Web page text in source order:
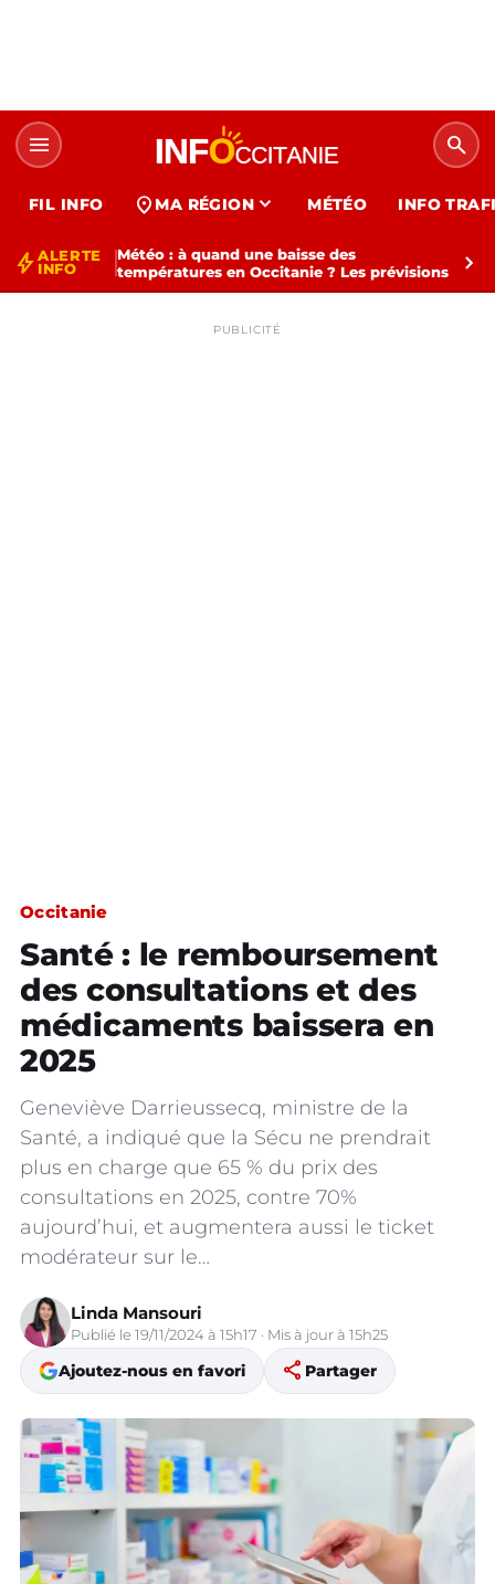
menu search
FIL INFO location_on MA RÉGION expand_more MÉTÉO INFO
bolt ALERTE
INFO
Météo : à quand une baisse des
températures en Occitanie ? Les prévisions
chevron_right
PUBLICITÉ
Occitanie
Santé : le remboursement
des consultations et des
médicaments baissera en
2025
Geneviève Darrieussecq, ministre de la
Santé, a indiqué que la Sécu ne prendrait
plus en charge que 65 % du prix des
consultations en 2025, contre 70%
aujourd’hui, et augmentera aussi le ticket
modérateur sur le…
Linda Mansouri
Publié le 19/11/2024 à 15h17 · Mis à jour à 15h25
Ajoutez-nous en favori share Partager